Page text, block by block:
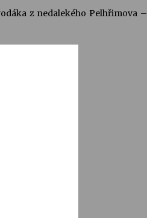
z nedalekého Pelhřimova –